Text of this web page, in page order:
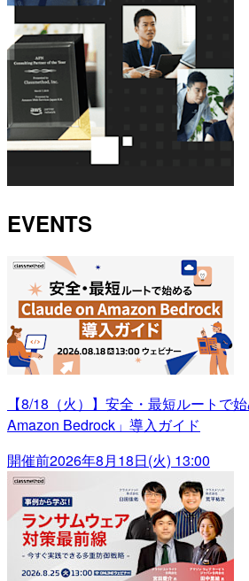
EVENTS
【8/18（火）】安全・最短ルートで
Amazon Bedrock」導入ガイド
開催前2026年8月18日(火) 13:00